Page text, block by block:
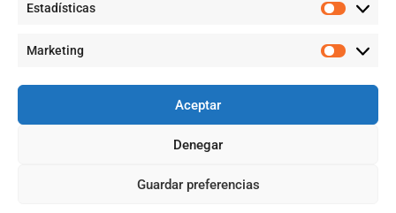
Estadísticas
Marketing
Aceptar
Denegar
Guardar preferencias
KR 121D # 128 - 24 Suba
©2026 QUALITYQUIM, TODOS LOS DERECHOS RESERVADOS